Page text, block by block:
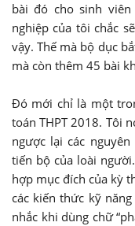
bài đó cho sinh
nghiệp của tôi chắc
vậy. Thế mà bộ dục
mà còn thêm 45 bài
Đó mới chỉ là một
toán THPT 2018. Tôi
ngược lại các
tiến bộ của loài
hợp mục đích của kỳ
các kiến thức kỹ
nhắc khi dùng chữ